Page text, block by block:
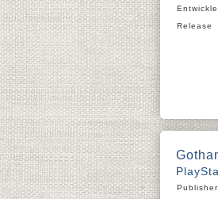
Release
Publisher